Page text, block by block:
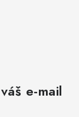
e-mail